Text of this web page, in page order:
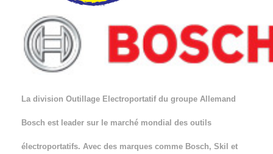
La division Outillage Electroportatif du groupe Allemand
Bosch est leader sur le marché mondial des outils
électroportatifs. Avec des marques comme Bosch, Skil et